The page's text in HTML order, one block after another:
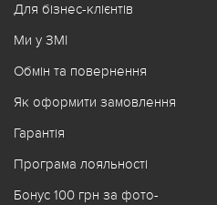
Для бізнес-клієнтів
Ми у ЗМІ
Обмін та повернення
Як оформити замовлення
Гарантія
Програма лояльності
Бонус 100 грн за фото-